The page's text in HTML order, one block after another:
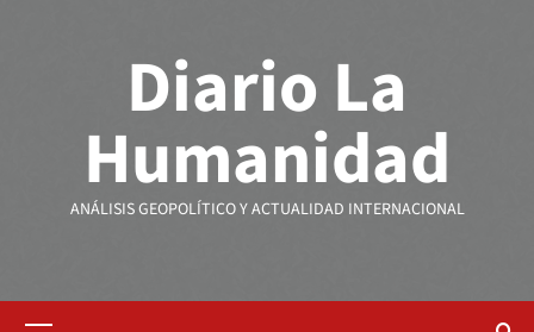
Diario La
Humanidad
ANÁLISIS GEOPOLÍTICO Y ACTUALIDAD INTERNACIONAL